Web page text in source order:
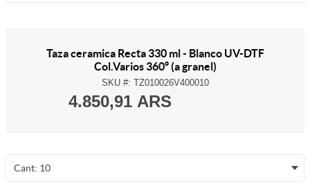
Taza ceramica Recta 330 ml - Blanco UV-DTF
Col.Varios 360º (a granel)
SKU #: TZ010026V400010
4.850,91 ARS
Cant: 10